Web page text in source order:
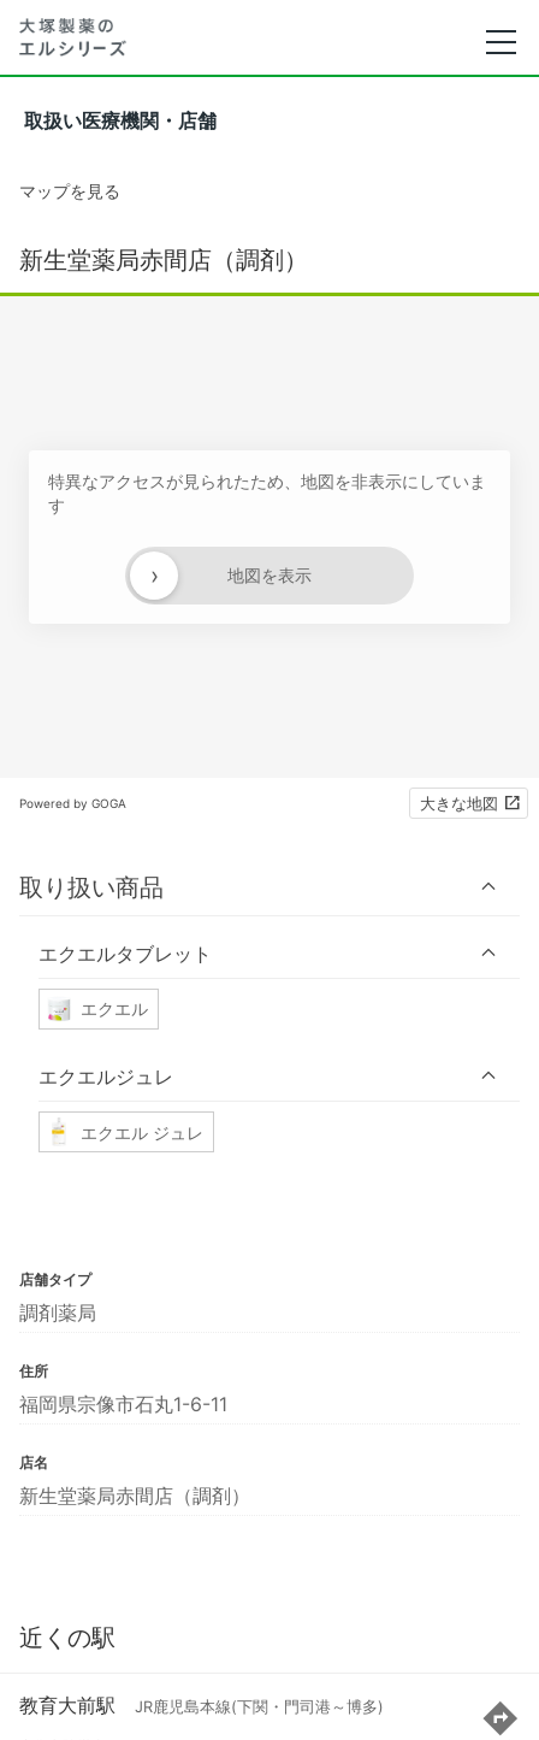
取扱い医療機関・店舗
マップを見る
新生堂薬局赤間店（調剤）
特異なアクセスが見られたため、地図を非表示にしていま
す
地図を表示
›
Powered by GOGA 大きな地図
取り扱い商品
エクエルタブレット
エクエル
エクエルジュレ
エクエル ジュレ
店舗タイプ
調剤薬局
住所
福岡県宗像市石丸1-6-11
店名
新生堂薬局赤間店（調剤）
近くの駅
教育大前駅 JR鹿児島本線(下関・門司港～博多)